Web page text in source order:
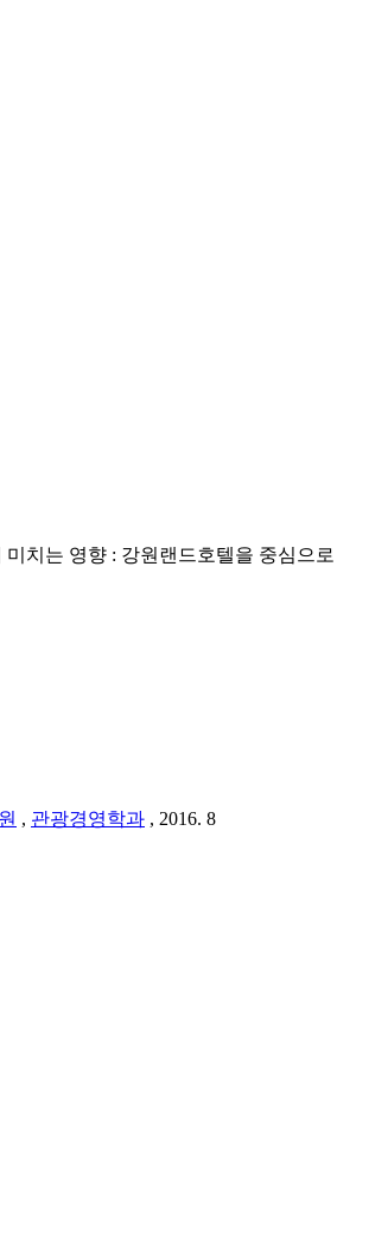
치는 영향 : 강원랜드호텔을 중심으로
, 관광경영학과 , 2016. 8